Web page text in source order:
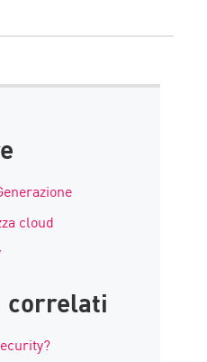
cloud
correlati